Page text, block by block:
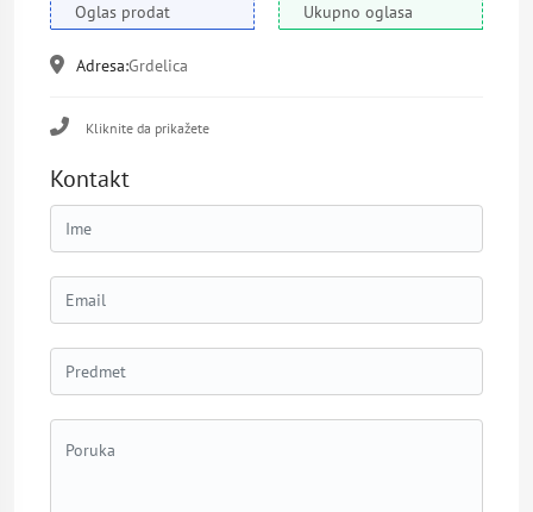
Oglas prodat Ukupno oglasa
Adresa:Grdelica
Kliknite da prikažete
Kontakt